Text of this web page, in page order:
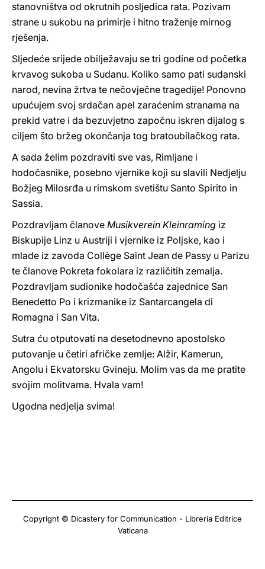
stanovništva od okrutnih posljedica rata. Pozivam
strane u sukobu na primirje i hitno traženje mirnog
rješenja.
Sljedeće srijede obilježavaju se tri godine od početka
krvavog sukoba u Sudanu. Koliko samo pati sudanski
narod, nevina žrtva te nečovječne tragedije! Ponovno
upućujem svoj srdačan apel zaraćenim stranama na
prekid vatre i da bezuvjetno započnu iskren dijalog s
ciljem što bržeg okončanja tog bratoubilačkog rata.
A sada želim pozdraviti sve vas, Rimljane i
hodočasnike, posebno vjernike koji su slavili Nedjelju
Božjeg Milosrđa u rimskom svetištu Santo Spirito in
Sassia.
Pozdravljam članove Musikverein Kleinraming iz
Biskupije Linz u Austriji i vjernike iz Poljske, kao i
mlade iz zavoda Collège Saint Jean de Passy u Parizu
te članove Pokreta fokolara iz različitih zemalja.
Pozdravljam sudionike hodočašća zajednice San
Benedetto Po i krizmanike iz Santarcangela di
Romagna i San Vita.
Sutra ću otputovati na desetodnevno apostolsko
putovanje u četiri afričke zemlje: Alžir, Kamerun,
Angolu i Ekvatorsku Gvineju. Molim vas da me pratite
svojim molitvama. Hvala vam!
Ugodna nedjelja svima!
Copyright © Dicastery for Communication - Libreria Editrice
Vaticana